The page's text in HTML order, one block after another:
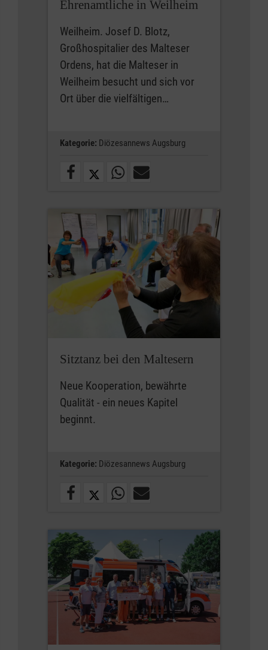
Ehrenamtliche in Weilheim
Weilheim. Josef D. Blotz,
Großhospitalier des Malteser
Ordens, hat die Malteser in
Weilheim besucht und sich vor
Ort über die vielfältigen…
Kategorie: Diözesannews Augsburg
Sitztanz bei den Maltesern
Neue Kooperation, bewährte
Qualität - ein neues Kapitel
beginnt.
Kategorie: Diözesannews Augsburg